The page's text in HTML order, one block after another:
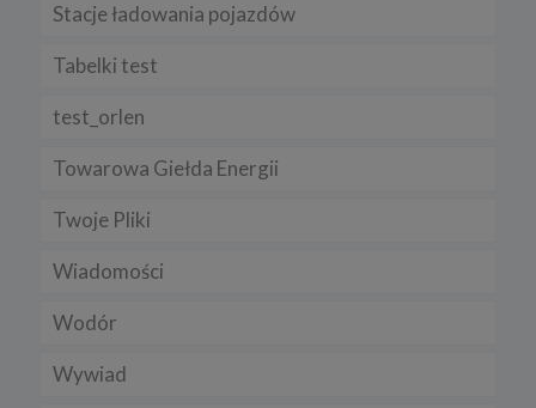
Stacje ładowania pojazdów
Tabelki test
test_orlen
Towarowa Giełda Energii
Twoje Pliki
Wiadomości
Wodór
Wywiad